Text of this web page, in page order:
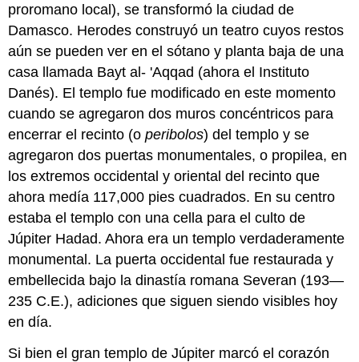
proromano local), se transformó la ciudad de
Damasco. Herodes construyó un teatro cuyos restos
aún se pueden ver en el sótano y planta baja de una
casa llamada Bayt al- 'Aqqad (ahora el Instituto
Danés). El templo fue modificado en este momento
cuando se agregaron dos muros concéntricos para
encerrar el recinto (operibolos) del templo y se
agregaron dos puertas monumentales, o propilea, en
los extremos occidental y oriental del recinto que
ahora medía 117,000 pies cuadrados. En su centro
estaba el templo con una cella para el culto de
Júpiter Hadad. Ahora era un templo verdaderamente
monumental. La puerta occidental fue restaurada y
embellecida bajo la dinastía romana Severan (193—
235 C.E.), adiciones que siguen siendo visibles hoy
en día.
Si bien el gran templo de Júpiter marcó el corazón